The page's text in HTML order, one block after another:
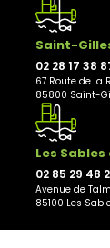
Saint-
02 28 17 38
67 Route de la
85800 Saint-
Les
02 85 29 48
Avenue de
85100 Les